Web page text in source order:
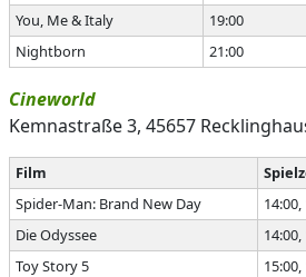
You, Me & Italy
19:00
Nightborn
21:00
Cineworld
Kemnastraße 3, 45657
Film
Spider-Man: Brand New Day
14:00,
Die Odyssee
14:00,
Toy Story 5
15:00,